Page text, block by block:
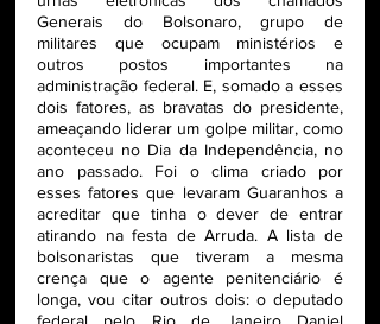
Generais do Bolsonaro, grupo de
militares que ocupam ministérios e
outros postos importantes na
administração federal. E, somado a esses
dois fatores, as bravatas do presidente,
ameaçando liderar um golpe militar, como
aconteceu no Dia da Independência, no
ano passado. Foi o clima criado por
esses fatores que levaram Guaranhos a
acreditar que tinha o dever de entrar
atirando na festa de Arruda. A lista de
bolsonaristas que tiveram a mesma
crença que o agente penitenciário é
longa, vou citar outros dois: o deputado
federal pelo Rio de Janeiro Daniel